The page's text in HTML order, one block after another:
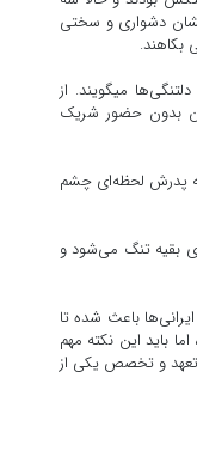
دشواری و سختی
بکاهند.
در اینجا نیز همسران دریانوردان، از دوری‌ها و دلتنگی‌ها می‎گویند. از
بدون حضور شریک
که پدرش لحظه‌ای چشم
بقیه تنگ می‌شود و
باعث شده تا
باید این نکته مهم
تعهد و تخصص یکی از